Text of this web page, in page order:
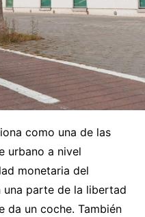
como una de las
urbano a nivel
monetaria del
parte de la libertad
da un coche. También